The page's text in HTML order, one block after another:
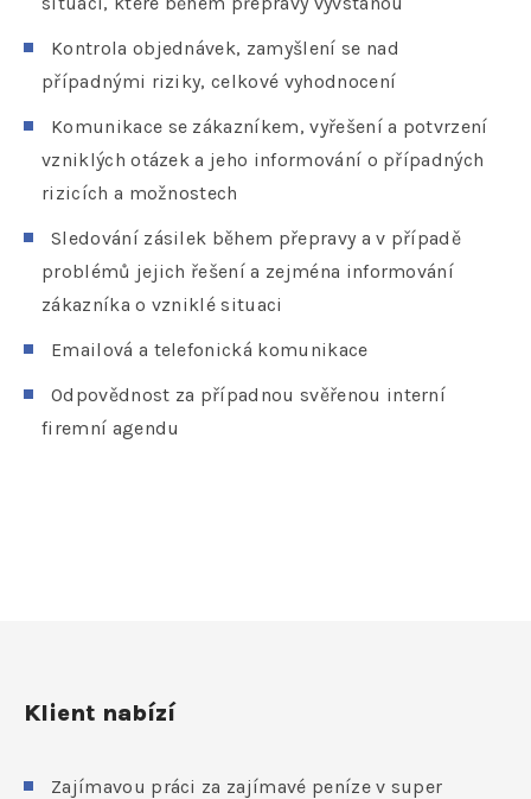
Kontrola objednávek, zamyšlení se nad
případnými riziky, celkové vyhodnocení
Komunikace se zákazníkem, vyřešení a potvrzení
vzniklých otázek a jeho informování o případných
rizicích a možnostech
Sledování zásilek během přepravy a v případě
problémů jejich řešení a zejména informování
zákazníka o vzniklé situaci
Emailová a telefonická komunikace
Odpovědnost za případnou svěřenou interní
firemní agendu
Klient nabízí
Zajímavou práci za zajímavé peníze v super